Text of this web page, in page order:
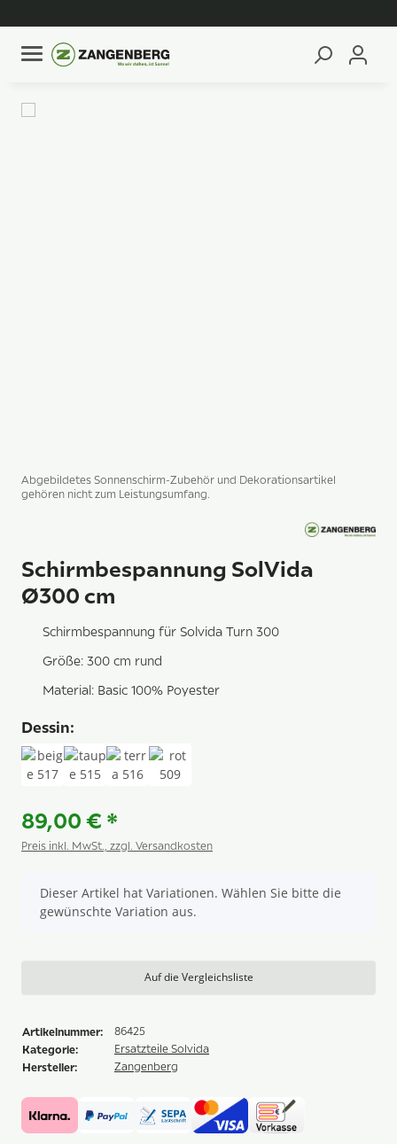
Abgebildetes Sonnenschirm-Zubehör und Dekorationsartikel
gehören nicht zum Leistungsumfang.
Schirmbespannung SolVida
Ø300 cm
Schirmbespannung für Solvida Turn 300
Größe: 300 cm rund
Material: Basic 100% Poyester
Dessin:
89,00 € *
Preis inkl. MwSt., zzgl. Versandkosten
x
Dieser Artikel hat Variationen. Wählen Sie bitte die
gewünschte Variation aus.
Auf die Vergleichsliste
Artikelnummer: 86425
Kategorie: Ersatzteile Solvida
Hersteller: Zangenberg